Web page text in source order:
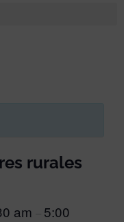
rurales
am
5:00